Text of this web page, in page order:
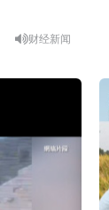
财经新闻